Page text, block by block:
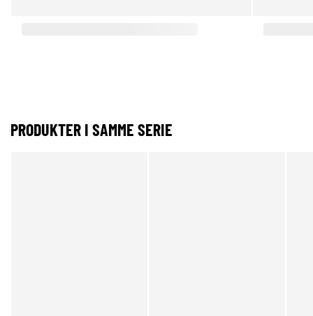
PRODUKTER I SAMME SERIE